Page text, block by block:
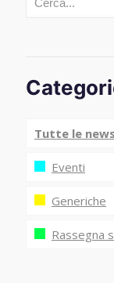
Tutte le news
Eventi
Generiche
Rassegna